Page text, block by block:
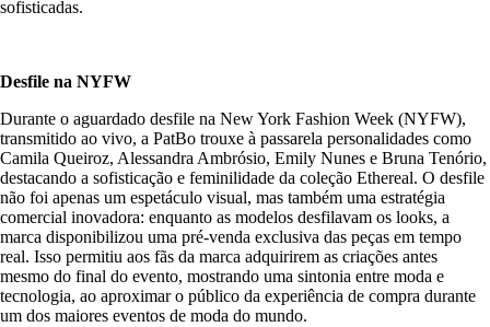
sofisticadas.
Desfile na NYFW
Durante o aguardado desfile na New York Fashion Week (NYFW),
transmitido ao vivo, a PatBo trouxe à passarela personalidades como
Camila Queiroz, Alessandra Ambrósio, Emily Nunes e Bruna Tenório,
destacando a sofisticação e feminilidade da coleção Ethereal. O desfile
não foi apenas um espetáculo visual, mas também uma estratégia
comercial inovadora: enquanto as modelos desfilavam os looks, a
marca disponibilizou uma pré-venda exclusiva das peças em tempo
real. Isso permitiu aos fãs da marca adquirirem as criações antes
mesmo do final do evento, mostrando uma sintonia entre moda e
tecnologia, ao aproximar o público da experiência de compra durante
um dos maiores eventos de moda do mundo.